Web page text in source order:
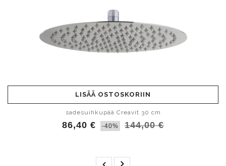
LISÄÄ OSTOSKORIIN
sadesuihkupää Creavit 30 cm
86,40 € -40% 144,00 €